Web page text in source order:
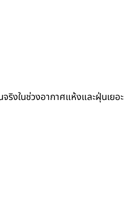
งในช่วงอากาศแห้งและฝุ่นเยอะ